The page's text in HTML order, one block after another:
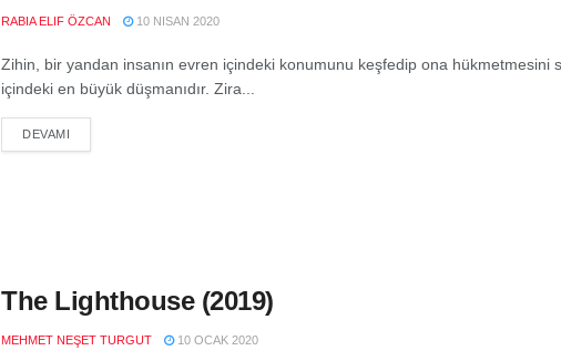
RABIA ELIF ÖZCAN 10 NISAN 2020
Zihin, bir yandan insanın evren içindeki konumunu keşfedip ona hükmetmesini
içindeki en büyük düşmanıdır. Zira...
DEVAMI
The Lighthouse (2019)
MEHMET NEŞET TURGUT 10 OCAK 2020